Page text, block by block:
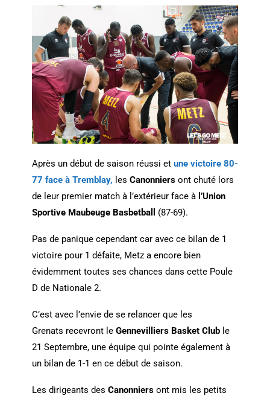
Après un début de saison réussi et une victoire 80-
77 face à Tremblay, les Canonniersont chuté lors
de leur premier match à l’extérieur face à l’Union
Sportive Maubeuge Basbetball
(87-69).
Pas de panique cependant car avec ce bilan de 1
victoire pour 1 défaite, Metz a encore bien
évidemment toutes ses chances dans cette Poule
D de Nationale 2.
C’est avec l’envie de se relancer que les
Grenats recevront le Gennevilliers Basket Club le
21 Septembre, une équipe qui pointe également à
un bilan de 1-1 en ce début de saison.
Les dirigeants des Canonniersont mis les petits